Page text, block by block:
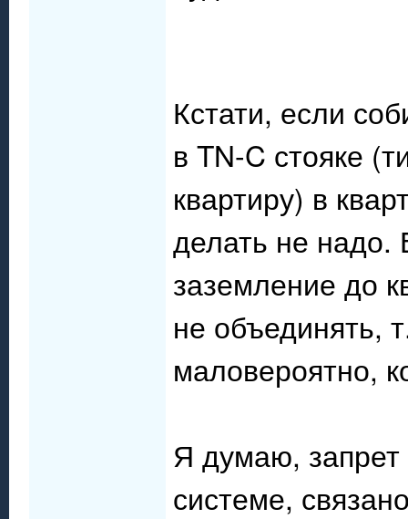
Кстати, если
в TN-C стояке
квартиру) в
делать не надо.
заземление до
не объединять,
маловероятно,
Я думаю,
системе,